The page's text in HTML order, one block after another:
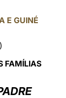
E GUINÉ
FAMÍLIAS